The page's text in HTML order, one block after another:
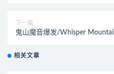
下一篇
鬼山魔音爆发/Whisper
相关文章